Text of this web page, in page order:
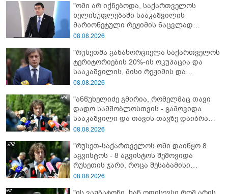
"ომი არ იქნებოდა, საქართველოს
ხელისუფლებაში სააკაშვილის
მარიონეტული რეჟიმის ნაცვლად
„ქართული ოცნების“ მსგავსი
2008 წლის ომი თუ არ იქნებოდა, დიდი
ალბათობით, არც უკრაინის ომი
იქნებოდა"
08.08.2026
"რუსეთმა განახორციელა საქართველოს
ტერიტორიების 20%-ის ოკუპაცია და
სააკაშვილის, მისი რეჟიმის და
„ნაცმოძრაობის“ ღალატი ვერანაირად
დანაშაული ჩვენი სახელმწიფოს წინაშე"
08.08.2026
"ანწუხელიძე გმირია, რომელმაც თავი
დადო სამშობლოსთვის - გამოვიდა
სააკაშვილი და თავის თავზე დაიბრალა
ანწუხელიძის გმირობა, სამარცხვინო
სააკაშვილისთვის შეგინებას თუ რაღაც
ამგვარს სთხოვდნენ მას"
08.08.2026
"რუსეთ-საქართველოს ომი დაიწყო 8
აგვისტოს - 8 აგვისტოს შემოვიდა
რუსეთის ჯარი, როცა შესაბამისი
განცხადება გააკეთა რუსეთის
08.08.2026